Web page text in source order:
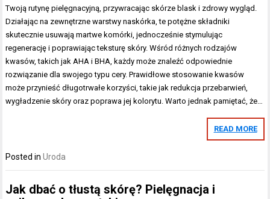
Twoją rutynę pielęgnacyjną, przywracając skórze blask i zdrowy wygląd.
Działając na zewnętrzne warstwy naskórka, te potężne składniki
skutecznie usuwają martwe komórki, jednocześnie stymulując
regenerację i poprawiając teksturę skóry. Wśród różnych rodzajów
kwasów, takich jak AHA i BHA, każdy może znaleźć odpowiednie
rozwiązanie dla swojego typu cery. Prawidłowe stosowanie kwasów
może przynieść długotrwałe korzyści, takie jak redukcja przebarwień,
wygładzenie skóry oraz poprawa jej kolorytu. Warto jednak pamiętać, że…
READ MORE
Posted inUroda
Jak dbać o tłustą skórę? Pielęgnacja i